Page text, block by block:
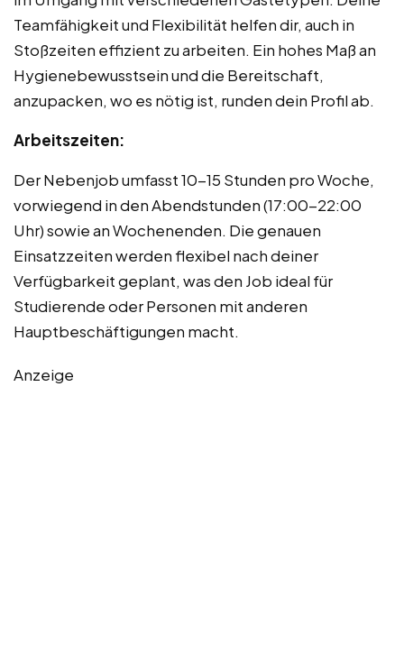
Teamfähigkeit und Flexibilität helfen dir, auch in
Stoßzeiten effizient zu arbeiten. Ein hohes Maß an
Hygienebewusstsein und die Bereitschaft,
anzupacken, wo es nötig ist, runden dein Profil ab.
Arbeitszeiten:
Der Nebenjob umfasst 10-15 Stunden pro Woche,
vorwiegend in den Abendstunden (17:00-22:00
Uhr) sowie an Wochenenden. Die genauen
Einsatzzeiten werden flexibel nach deiner
Verfügbarkeit geplant, was den Job ideal für
Studierende oder Personen mit anderen
Hauptbeschäftigungen macht.
Anzeige